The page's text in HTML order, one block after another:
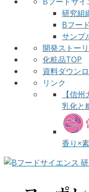
研究組
Bフー
サンプ
開発ストー
化粧品TOP
資料ダウン
リンク
【信
乳化と
香り×